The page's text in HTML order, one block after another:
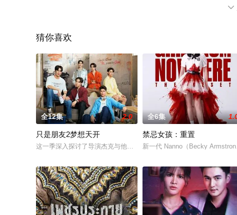

猜你喜欢
全12集 2.0
只是朋友2梦想天开
这一季深入探讨了导演杰克与他之间错综复杂的关系；演员迪安、拉
全6集
禁忌女孩：重置
新一代 Nanno（Becky